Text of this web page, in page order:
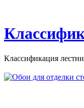
Классификация